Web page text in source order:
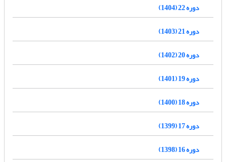
دوره 22 (1404)
دوره 21 (1403)
دوره 20 (1402)
دوره 19 (1401)
دوره 18 (1400)
دوره 17 (1399)
دوره 16 (1398)